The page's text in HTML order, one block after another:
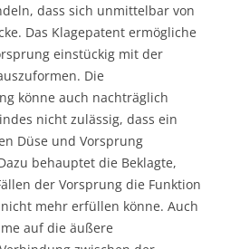
dass sich unmittelbar von
Das Klagepatent ermögliche
einstückig mit der
Die
könne auch nachträglich
nicht zulässig, dass ein
Düse und Vorsprung
behauptet die Beklagte,
der Vorsprung die Funktion
mehr erfüllen könne. Auch
auf die äußere